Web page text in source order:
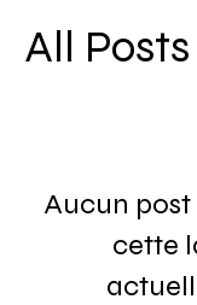
All Posts
Aucun
cette